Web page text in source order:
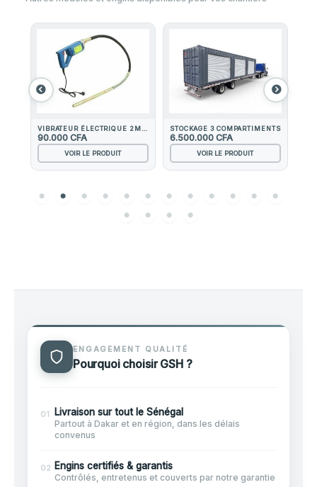
VIBRATEUR ÉLECTRIQUE 2M-Ø35MM
90.000 CFA
VOIR LE PRODUIT
STOCKAGE 3 COMPARTIMENTS
6.500.000 CFA
VOIR LE PRODUIT
ENGAGEMENT QUALITÉ
Pourquoi choisir GSH ?
01 Livraison sur tout le Sénégal
Partout à Dakar et en région, dans les délais
convenus
02 Engins certifiés & garantis
Contrôlés, entretenus et couverts par notre garantie